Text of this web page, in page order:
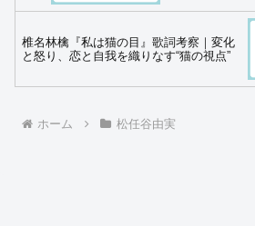
椎名林檎『私は猫の目』歌詞考察｜変化
と怒り、恋と自我を織りなす“猫の視点”
ホーム 松任谷由実